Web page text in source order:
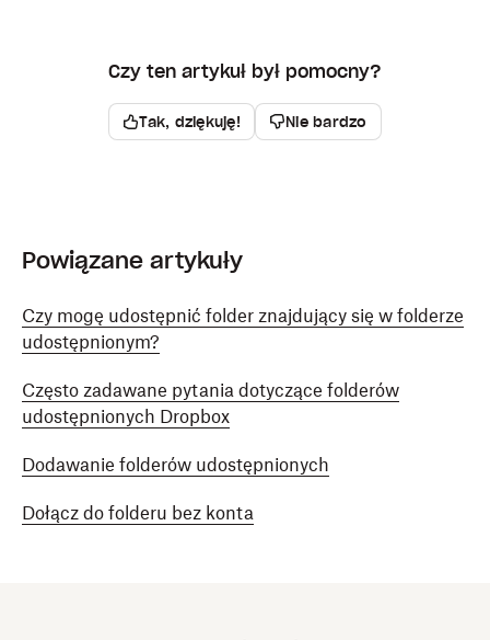
Czy ten artykuł był pomocny?
Tak, dziękuję! Nie bardzo
Powiązane artykuły
Czy mogę udostępnić folder znajdujący się w folderze
udostępnionym?
Często zadawane pytania dotyczące folderów
udostępnionych Dropbox
Dodawanie folderów udostępnionych
Dołącz do folderu bez konta